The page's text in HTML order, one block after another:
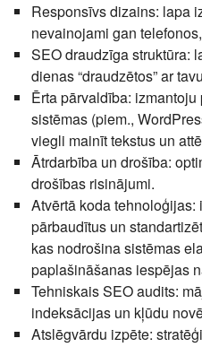
Responsīvs dizains: lapa
nevainojami gan
SEO draudzīga struktūra:
dienas “draudzētos” ar
Ērta pārvaldība:
sistēmas (piem.,
viegli mainīt tekstus un
Ātrdarbība un drošība:
drošības risinājumi.
Atvērtā koda tehnoloģijas:
pārbaudītus un
kas nodrošina sistēmas
paplašināšanas iespējas
Tehniskais SEO audits:
indeksācijas un kļūdu
Atslēgvārdu izpēte: